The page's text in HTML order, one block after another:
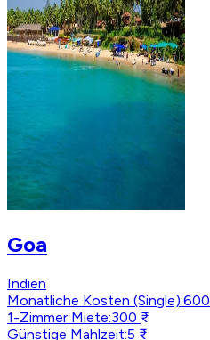
Goa
Indien
Monatliche Kosten (Single):600 ₹
1-Zimmer Miete:300 ₹
Günstige Mahlzeit:5 ₹